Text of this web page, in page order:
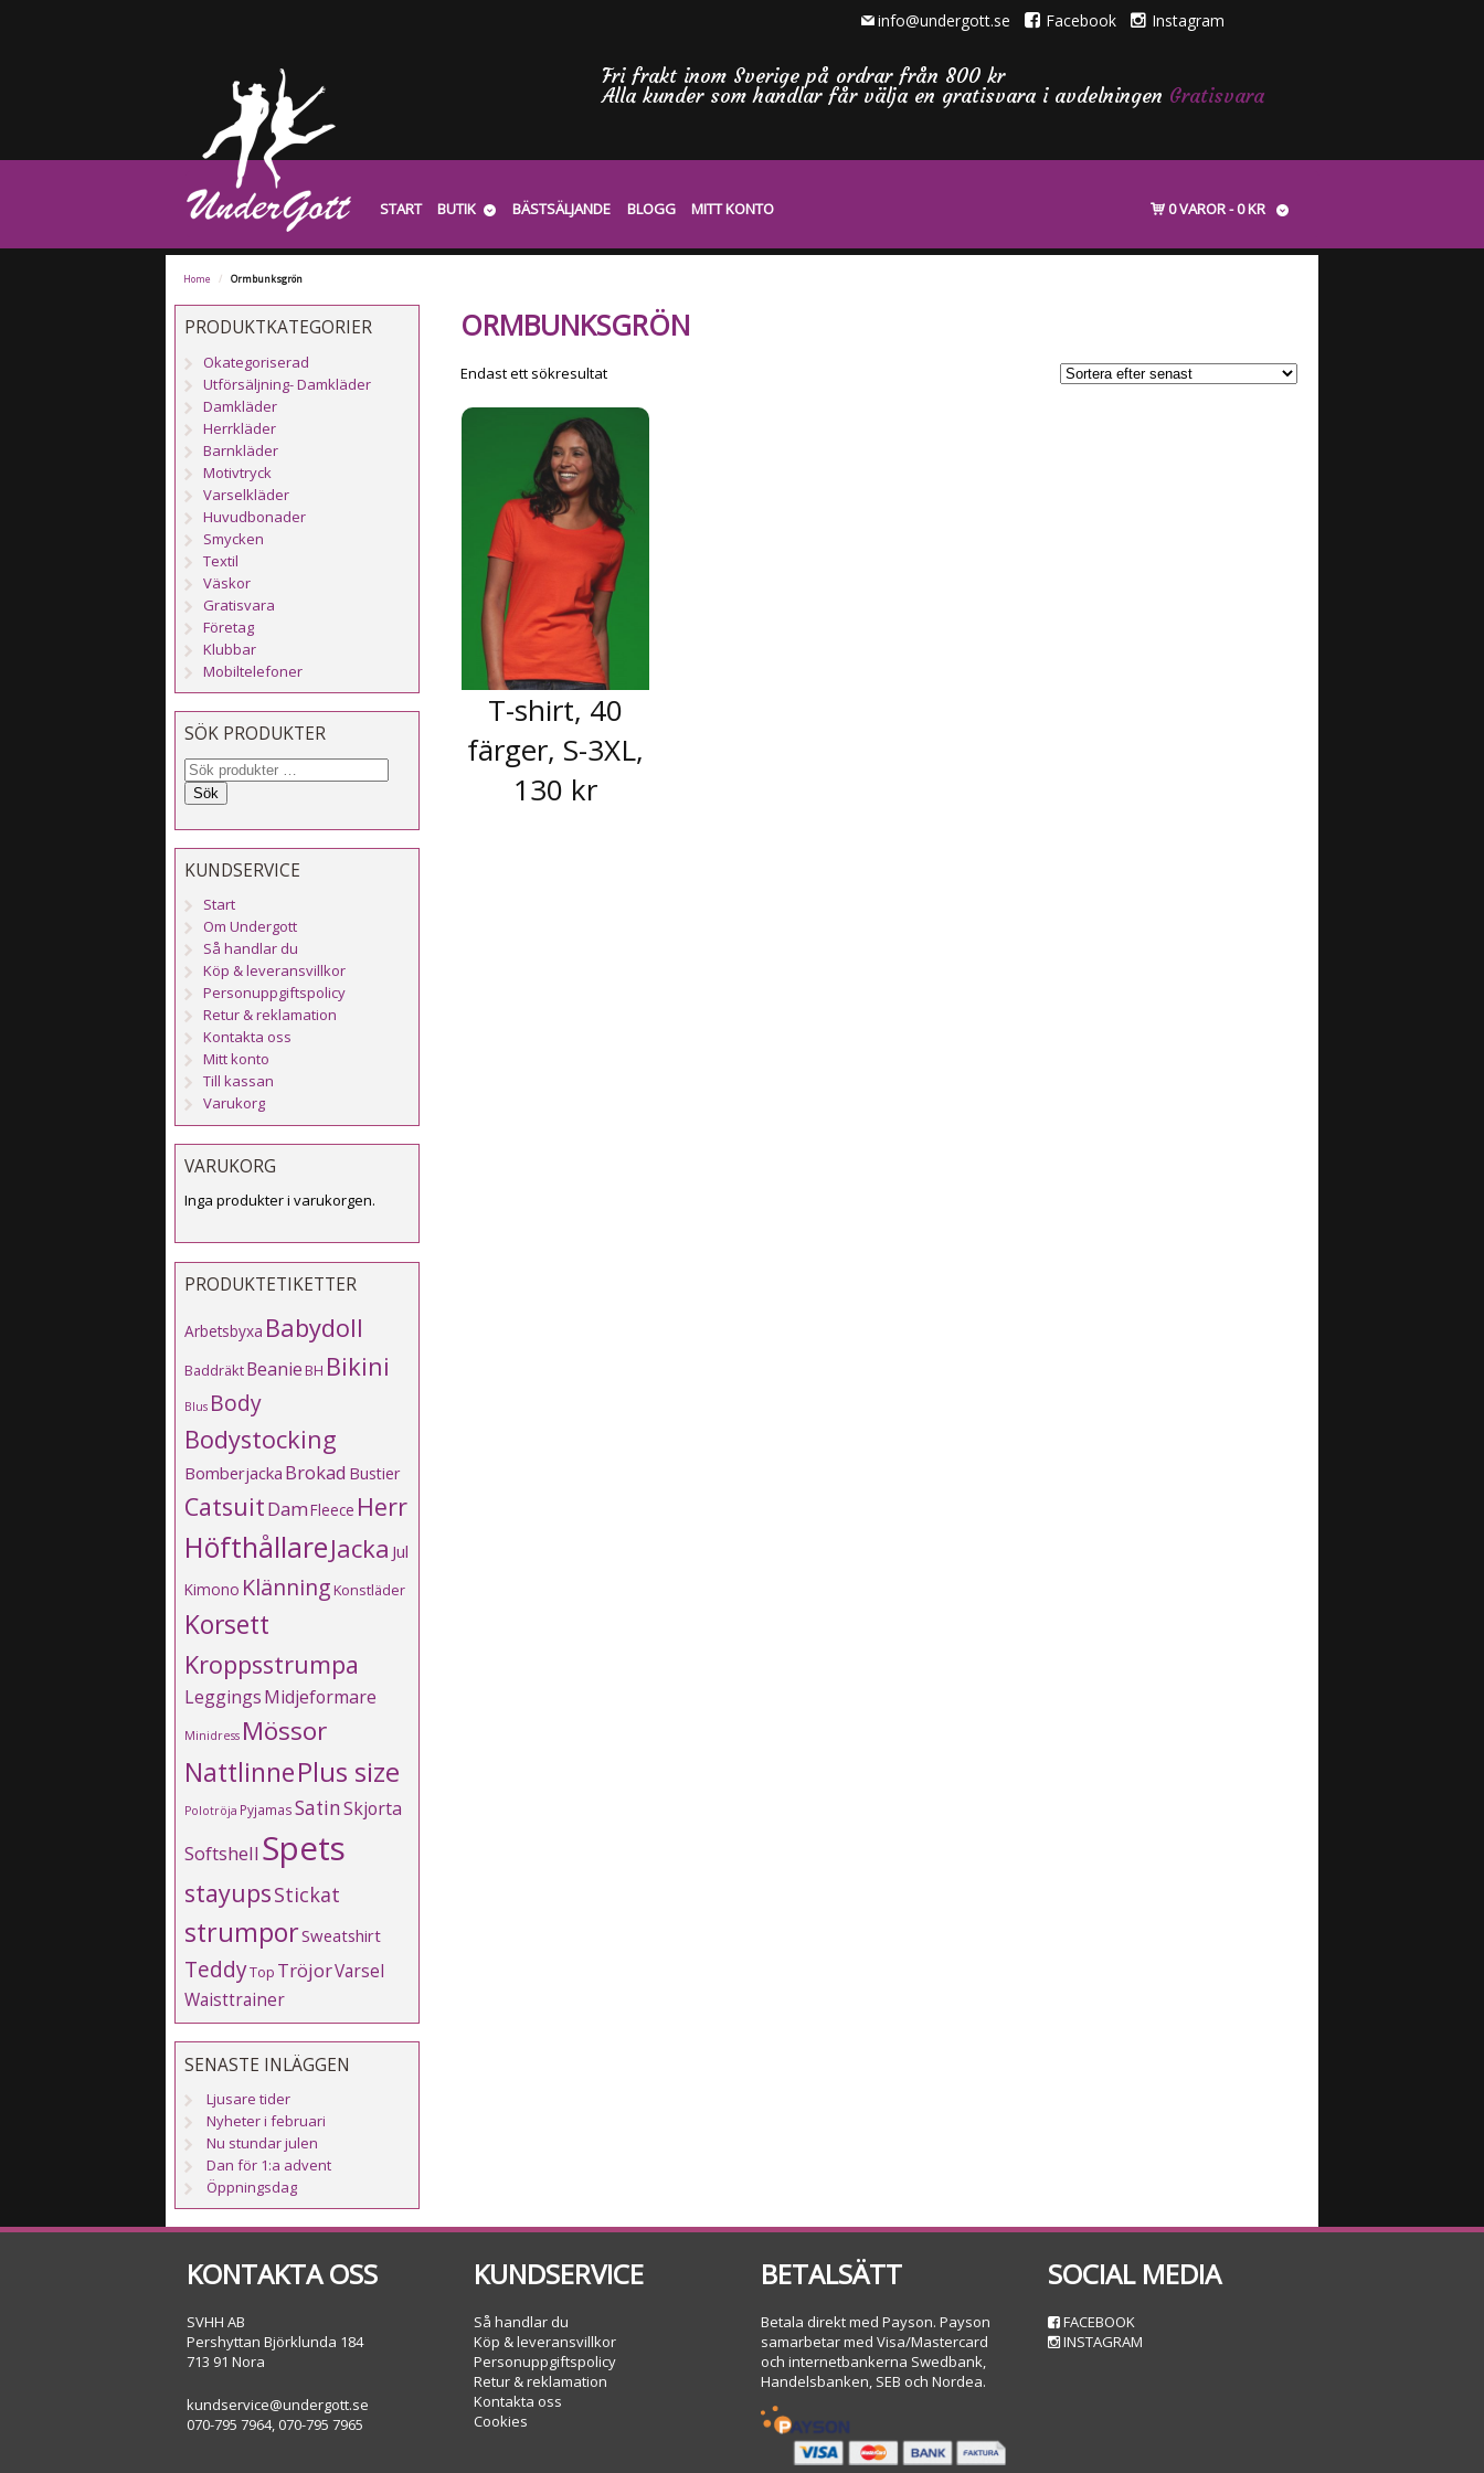
info@undergott.se Facebook Instagram
Fri frakt inom Sverige på ordrar från 800 kr
Alla kunder som handlar får välja en gratisvara i avdelningen Gratisvara
START BUTIK BÄSTSÄLJANDE BLOGG MITT KONTO 0 VAROR 0 KR
Home / Ormbunksgrön
ORMBUNKSGRÖN
Endast ett sökresultat
T-shirt, 40
färger, S-3XL,
130 kr
PRODUKTKATEGORIER
Okategoriserad
Utförsäljning- Damkläder
Damkläder
Herrkläder
Barnkläder
Motivtryck
Varselkläder
Huvudbonader
Smycken
Textil
Väskor
Gratisvara
Företag
Klubbar
Mobiltelefoner
SÖK PRODUKTER
Sök
KUNDSERVICE
Start
Om Undergott
Så handlar du
Köp & leveransvillkor
Personuppgiftspolicy
Retur & reklamation
Kontakta oss
Mitt konto
Till kassan
Varukorg
VARUKORG
Inga produkter i varukorgen.
PRODUKTETIKETTER
Arbetsbyxa Babydoll
BaddräktBeanieBH Bikini
Blus Body
Bodystocking
Bomberjacka Brokad Bustier
CatsuitDamFleece Herr
HöfthållareJacka Jul
Kimono KlänningKonstläder
Korsett
Kroppsstrumpa
LeggingsMidjeformare
Minidress Mössor
NattlinnePlus size
Polotröja PyjamasSatinSkjorta
Softshell Spets
stayupsStickat
strumporSweatshirt
TeddyTop TröjorVarsel
Waisttrainer
SENASTE INLÄGGEN
Ljusare tider
Nyheter i februari
Nu stundar julen
Dan för 1:a advent
Öppningsdag
KONTAKTA OSS
SVHH AB
Pershyttan Björklunda 184
713 91 Nora
kundservice@undergott.se
070-795 7964, 070-795 7965
KUNDSERVICE
Så handlar du
Köp & leveransvillkor
Personuppgiftspolicy
Retur & reklamation
Kontakta oss
Cookies
BETALSÄTT
Betala direkt med Payson. Payson
samarbetar med Visa/Mastercard
och internetbankerna Swedbank,
Handelsbanken, SEB och Nordea.
SOCIAL MEDIA
FACEBOOK
INSTAGRAM